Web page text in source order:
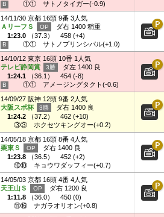
①①
サトノタイガー(-0.9)
14/11/30 京都 16頭 9番 3人気
ＡリーフＳ
ダ右 1400 稍重
1:23.0 （37.3）
458 (+4)
①①
サトノプリンシパル(+1.0)
14/10/12 東京 16頭 10番 1人気
テレビ静岡賞
ダ左 1400 良
1:24.1 （36.1 ）
454 (-8)
①①
アメージングタクト(-0.6)
14/09/27 阪神 12頭 9番 2人気
大阪スポ杯
ダ右 1400 良
1:24.2 （37.2）
462 (+10)
③③
ホクセツキングオー(+0.2)
14/05/18 京都 16頭 8番 4人気
栗東Ｓ
ダ右 1400 良
1:23.8 （36.5）
452 (+2)
⑩⑩
キョウワダッフィー(+0.7)
14/05/03 京都 16頭 4番 4人気
天王山Ｓ
ダ右 1200 良
1:11.8 （36.0）
450 (0)
⑪⑯
ナガラオリオン(+0.8)